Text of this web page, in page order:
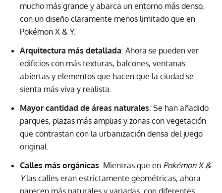
mucho más grande y abarca un entorno más denso,
con un diseño claramente menos limitado que en
Pokémon X & Y.
Arquitectura más detallada: Ahora se pueden ver
edificios con más texturas, balcones, ventanas
abiertas y elementos que hacen que la ciudad se
sienta más viva y realista.
Mayor cantidad de áreas naturales: Se han añadido
parques, plazas más amplias y zonas con vegetación
que contrastan con la urbanización densa del juego
original.
Calles más orgánicas: Mientras que en Pokémon X &
Ylas calles eran estrictamente geométricas, ahora
parecen más naturales y variadas, con diferentes